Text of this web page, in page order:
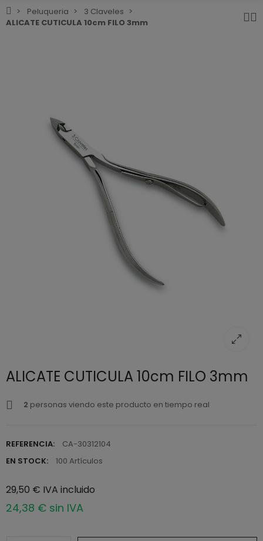
Peluqueria
3 Claveles
ALICATE CUTICULA 10cm FILO 3mm
ALICATE CUTICULA 10cm FILO 3mm
2 personas viendo este producto en tiempo real
REFERENCIA:
CA-30312104
EN STOCK:
100 Artículos
29,50 € IVA incluido
24,38 € sin IVA